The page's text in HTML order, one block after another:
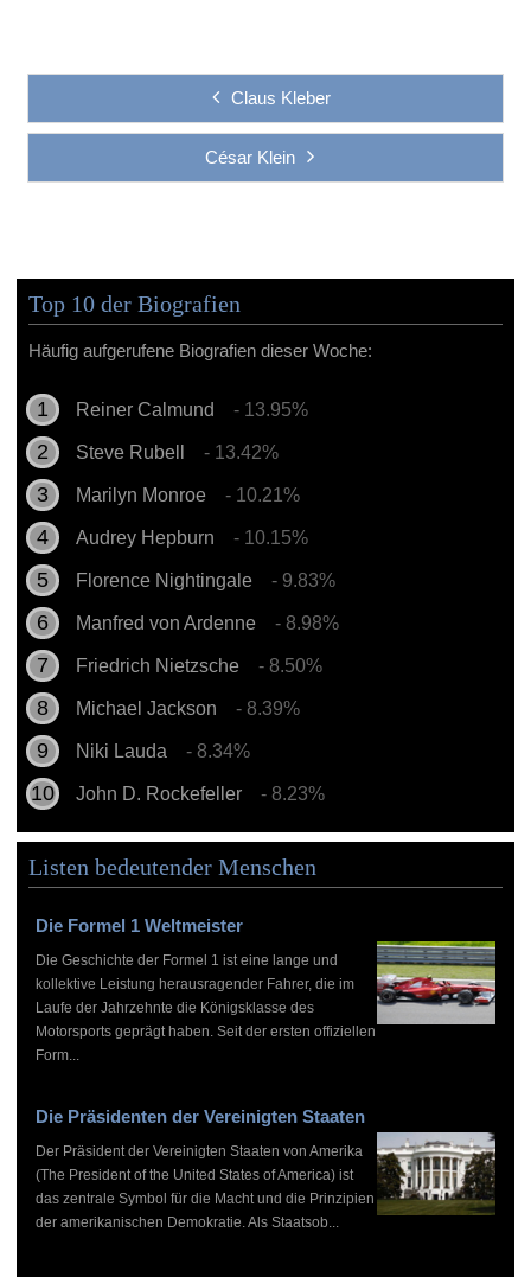
Claus Kleber
César Klein
Top 10 der Biografien
Häufig aufgerufene Biografien dieser Woche:
Reiner Calmund - 13.95%
Steve Rubell - 13.42%
Marilyn Monroe - 10.21%
Audrey Hepburn - 10.15%
Florence Nightingale - 9.83%
Manfred von Ardenne - 8.98%
Friedrich Nietzsche - 8.50%
Michael Jackson - 8.39%
Niki Lauda - 8.34%
John D. Rockefeller - 8.23%
Listen bedeutender Menschen
Die Formel 1 Weltmeister
Die Geschichte der Formel 1 ist eine lange und
kollektive Leistung herausragender Fahrer, die im
Laufe der Jahrzehnte die Königsklasse des
Motorsports geprägt haben. Seit der ersten offiziellen
Form...
Die Präsidenten der Vereinigten Staaten
Der Präsident der Vereinigten Staaten von Amerika
(The President of the United States of America) ist
das zentrale Symbol für die Macht und die Prinzipien
der amerikanischen Demokratie. Als Staatsob...